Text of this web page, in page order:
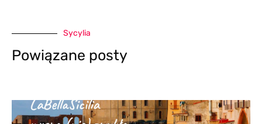
Sycylia
Powiązane posty